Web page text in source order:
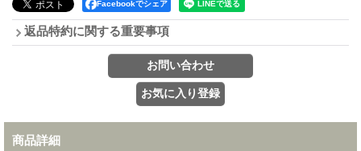
Facebookでシェア
返品特約に関する重要事項
商品詳細